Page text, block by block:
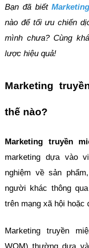
Bạn đã biết
nào để tối ưu chiến
mình chưa? Cùng
lược hiệu quả!
Marketing
thế nào?
Marketing truyền
marketing dựa vào
nghiệm về sản
người khác thông
trên mạng xã hội hoặc
Marketing truyền
WOM) thường dựa